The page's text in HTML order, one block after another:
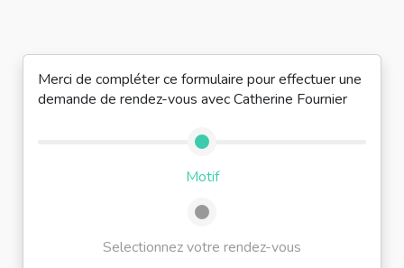
Merci de compléter ce formulaire pour effectuer une
demande de rendez-vous avec Catherine Fournier
Motif
Selectionnez votre rendez-vous